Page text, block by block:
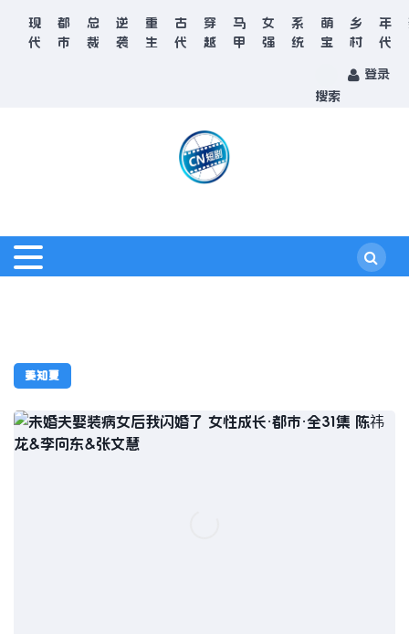
现
代
都
市
总
裁
逆
袭
重
生
古
代
穿
越
马
甲
女
强
系
统
萌
宝
乡
村
年
代
搜索
登录
姜知夏